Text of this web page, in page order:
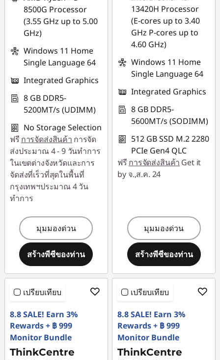
8500G Processor
(3.55 GHz up to 5.00
GHz)
Windows 11 Home
Single Language 64
Integrated Graphics
8 GB DDR5-
5200MT/s (UDIMM)
No Storage Selection
ฟรี การจัดส่งสินค้า การจัด
ส่งประมาณ 4 - 9 วันทำการ
ในเขตต่างจังหวัดและการ
จัดส่งที่เร็วที่สุดในพื้นที่
กรุงเทพฯประมาณ 4 วัน
ทำการ
มุมมองด่วน
สร้างพีซีของท่าน
13420H Processor
(E-cores up to 3.40
GHz P-cores up to
4.60 GHz)
Windows 11 Home
Single Language 64
Integrated Graphics
8 GB DDR5-
5600MT/s (SODIMM)
512 GB SSD M.2 2280
PCIe Gen4 QLC
ฟรี การจัดส่งสินค้า Get it
by จ.,ส.ค. 24
มุมมองด่วน
สร้างพีซีของท่าน
เปรียบเทียบ
8.8 SALE! Earn 3%
Rewards + ฿ 999
Monitor Bundle
ThinkCentre
เปรียบเทียบ
8.8 SALE! Earn 3%
Rewards + ฿ 999
Monitor Bundle
ThinkCentre